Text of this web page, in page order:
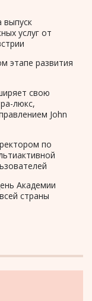
выпуск
услуг от
этапе развития
свою
люкс,
John
по
Академии
страны